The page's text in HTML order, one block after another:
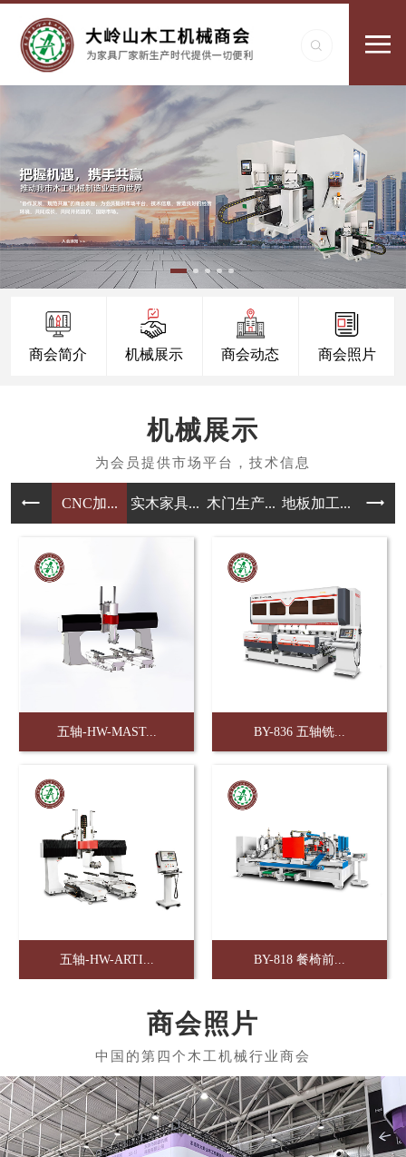
商会简介 机械展示 商会动态 商会照片
机械展示
CNC加... 实木家具... 木门生产... 地板加工... 橱柜
五轴-HW-MAST... BY-836 五轴铣...
五轴-HW-ARTI... BY-818 餐椅前...
商会照片